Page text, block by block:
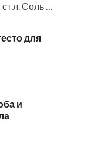
Соль …
для
и